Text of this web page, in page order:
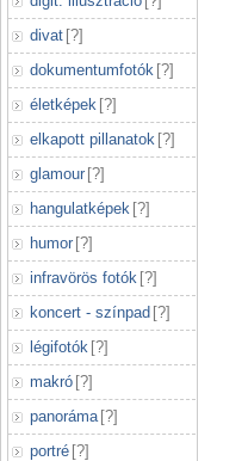
divat [?]
dokumentumfotók [?]
életképek [?]
elkapott pillanatok [?]
glamour [?]
hangulatképek [?]
humor [?]
infravörös fotók [?]
koncert - színpad [?]
légifotók [?]
makró [?]
panoráma [?]
portré [?]